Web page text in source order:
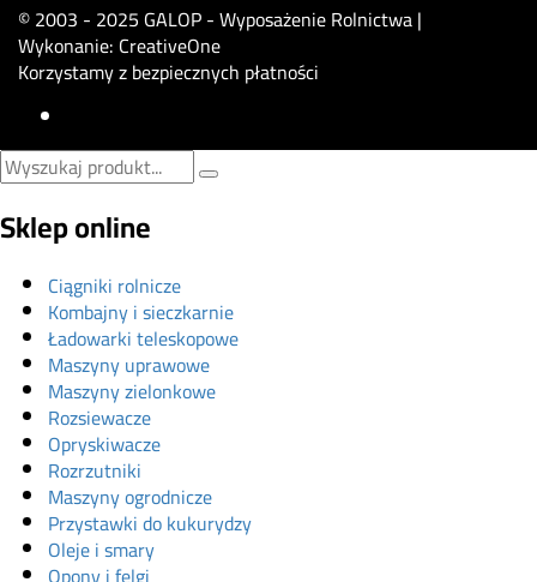
© 2003 - 2025 GALOP - Wyposażenie Rolnictwa |
Wykonanie: CreativeOne
Korzystamy z bezpiecznych płatności
Sklep online
Ciągniki rolnicze
Kombajny i sieczkarnie
Ładowarki teleskopowe
Maszyny uprawowe
Maszyny zielonkowe
Rozsiewacze
Opryskiwacze
Rozrzutniki
Maszyny ogrodnicze
Przystawki do kukurydzy
Oleje i smary